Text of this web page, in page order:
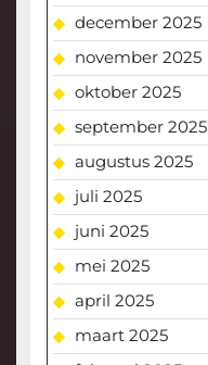
december 2025
november 2025
oktober 2025
september 2025
augustus 2025
juli 2025
juni 2025
mei 2025
april 2025
maart 2025